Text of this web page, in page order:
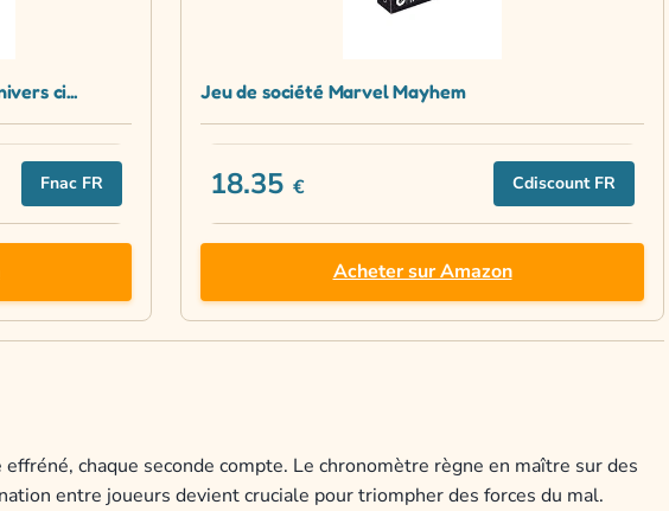
ci...
Fnac FR
Jeu de société Marvel Mayhem
18.35 € Cdiscount FR
Acheter sur Amazon
chaque seconde compte. Le chronomètre règne en maître sur des
entre joueurs devient cruciale pour triompher des forces du mal.